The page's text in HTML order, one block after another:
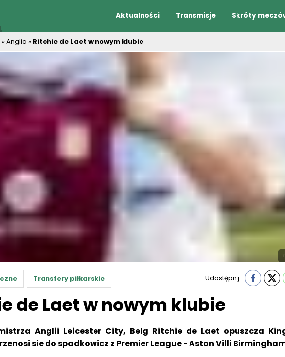
Aktualności Transmisje Skróty
»Anglia » Ritchie de Laet w nowym klubie
Transfery piłkarskie Udostępnij:
de Laet w nowym klubie
Anglii Leicester City, Belg Ritchie de Laet opuszcza
sie do spadkowicz z Premier League - Aston Villi